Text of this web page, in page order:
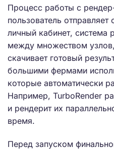
Процесс работы с
пользователь отправляет
личный кабинет, система
между множеством
скачивает готовый
большими фермами
которые автоматически
Например, TurboRender
и рендерит их
время.
Перед запуском